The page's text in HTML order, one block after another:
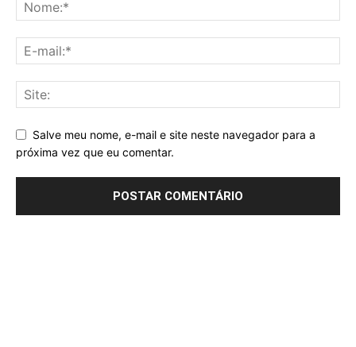
Salve meu nome, e-mail e site neste navegador para a
próxima vez que eu comentar.